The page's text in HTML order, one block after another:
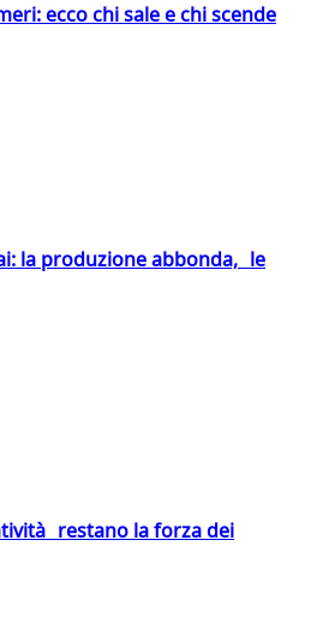
ecco chi sale e chi scende
la produzione abbonda, le
restano la forza dei